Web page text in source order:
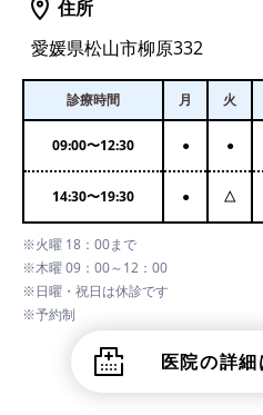
住所
愛媛県松山市柳原332
診療時間 月 火
09:00〜12:30 ● ●
14:30〜19:30 ● △
※火曜 18：00まで
※木曜 09：00～12：00
※日曜・祝日は休診です
※予約制
医院の詳細